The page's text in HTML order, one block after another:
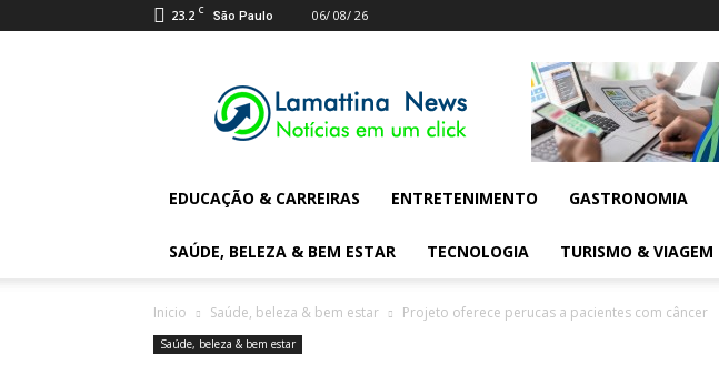
23.2 C São Paulo 06/ 08/ 26
Digital
News
EDUCAÇÃO & CARREIRAS ENTRETENIMENTO GASTRONOMIA
SAÚDE, BELEZA & BEM ESTAR TECNOLOGIA TURISMO & VIAGEM
Inicio Saúde, beleza & bem estar Projeto oferece perucas a pacientes com câncer
Saúde, beleza & bem estar